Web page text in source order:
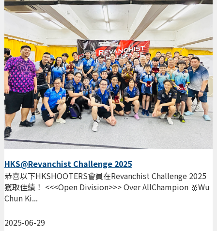
HKS@Revanchist Challenge 2025
2025-06-29
恭喜以下HKSHOOTERS會員在Revanchist Challenge 2025
獲取佳績！ <<<Open Division>>> Over AllChampion 🥇Wu
Chun Ki...